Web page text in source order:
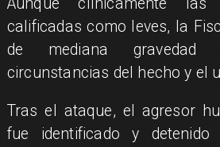
calificadas como leves, la
de mediana
circunstancias del hecho y el
​Tras el ataque, el agresor
fue identificado y